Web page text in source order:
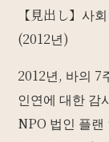
【見出し】사
(2012년)
2012년, 바의 7
인연에 대한 감
NPO 법인 플